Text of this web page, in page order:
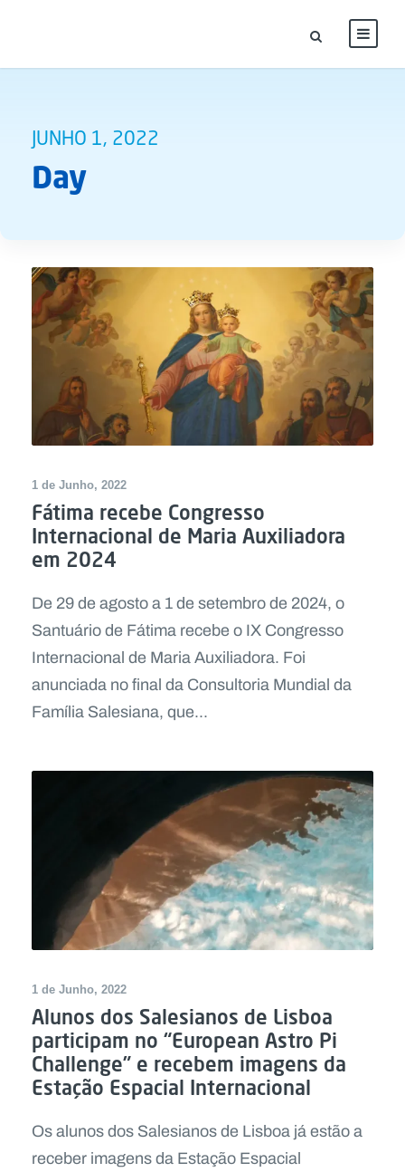
JUNHO 1, 2022
Day
1 de Junho, 2022
Fátima recebe Congresso
Internacional de Maria Auxiliadora
em 2024
De 29 de agosto a 1 de setembro de 2024, o
Santuário de Fátima recebe o IX Congresso
Internacional de Maria Auxiliadora. Foi
anunciada no final da Consultoria Mundial da
Família Salesiana, que...
1 de Junho, 2022
Alunos dos Salesianos de Lisboa
participam no “European Astro Pi
Challenge” e recebem imagens da
Estação Espacial Internacional
Os alunos dos Salesianos de Lisboa já estão a
receber imagens da Estação Espacial